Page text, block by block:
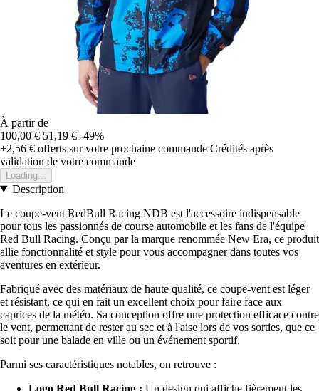
À partir de
100,00 € 51,19 € -49%
+2,56 € offerts sur votre prochaine commande Crédités après
validation de votre commande
Loading...
Description
Le coupe-vent RedBull Racing NDB est l'accessoire indispensable
pour tous les passionnés de course automobile et les fans de l'équipe
Red Bull Racing. Conçu par la marque renommée New Era, ce produit
allie fonctionnalité et style pour vous accompagner dans toutes vos
aventures en extérieur.
Fabriqué avec des matériaux de haute qualité, ce coupe-vent est léger
et résistant, ce qui en fait un excellent choix pour faire face aux
caprices de la météo. Sa conception offre une protection efficace contre
le vent, permettant de rester au sec et à l'aise lors de vos sorties, que ce
soit pour une balade en ville ou un événement sportif.
Parmi ses caractéristiques notables, on retrouve :
Logo Red Bull Racing : Un design qui affiche fièrement les